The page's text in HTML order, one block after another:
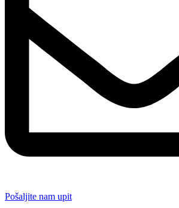
Pošaljite nam upit